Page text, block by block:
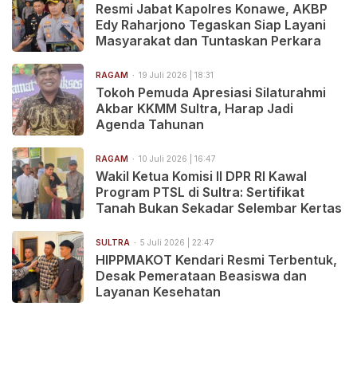
Resmi Jabat Kapolres Konawe, AKBP
Edy Raharjono Tegaskan Siap Layani
Masyarakat dan Tuntaskan Perkara
RAGAM 19 Juli 2026 | 18:31
Tokoh Pemuda Apresiasi Silaturahmi
Akbar KKMM Sultra, Harap Jadi
Agenda Tahunan
RAGAM 10 Juli 2026 | 16:47
Wakil Ketua Komisi II DPR RI Kawal
Program PTSL di Sultra: Sertifikat
Tanah Bukan Sekadar Selembar Kertas
SULTRA 5 Juli 2026 | 22:47
HIPPMAKOT Kendari Resmi Terbentuk,
Desak Pemerataan Beasiswa dan
Layanan Kesehatan